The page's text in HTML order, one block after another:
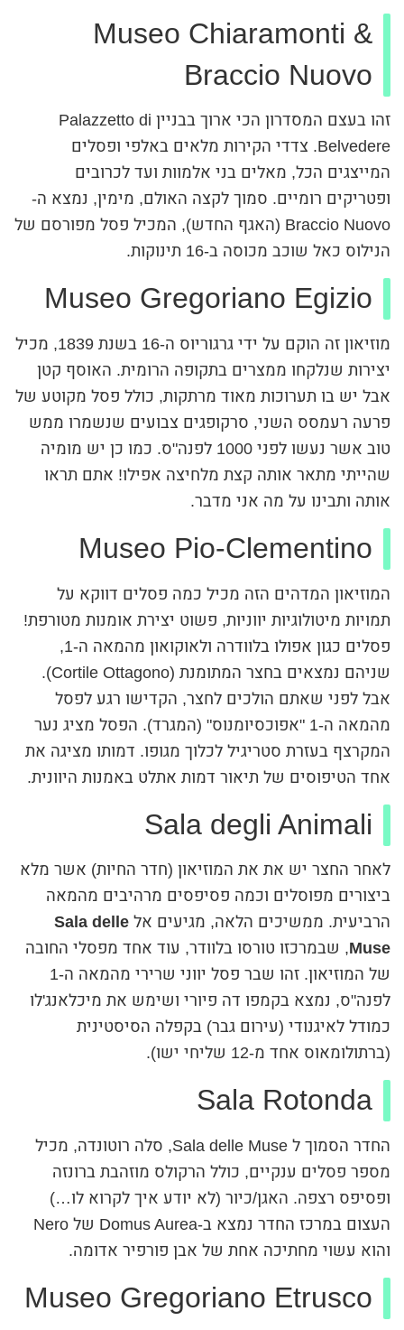
Museo Chiaramonti &
Braccio Nuovo
זהו בעצם המסדרון הכי ארוך בבניין Palazzetto di
Belvedere. צדדי הקירות מלאים באלפי ופסלים
המייצגים הכל, מאלים בני אלמוות ועד לכרובים
ופטריקים רומיים. סמוך לקצה האולם, מימין, נמצא ה-
Braccio Nuovo (האגף החדש), המכיל פסל מפורסם של
הנילוס כאל שוכב מכוסה ב-16 תינוקות.
Museo Gregoriano Egizio
מוזיאון זה הוקם על ידי גרגוריוס ה-16 בשנת 1839, מכיל
יצירות שנלקחו ממצרים בתקופה הרומית. האוסף קטן
אבל יש בו תערוכות מאוד מרתקות, כולל פסל מקוטע של
פרעה רעמסס השני, סרקופגים צבועים שנשמרו ממש
טוב אשר נעשו לפני 1000 לפנה"ס. כמו כן יש מומיה
שהייתי מתאר אותה קצת מלחיצה אפילו! אתם תראו
אותה ותבינו על מה אני מדבר.
Museo Pio-Clementino
המוזיאון המדהים הזה מכיל כמה פסלים דווקא על
תמויות מיטולוגיות יווניות, פשוט יצירת אומנות מטורפת!
פסלים כגון אפולו בלוודרה ולאוקואון מהמאה ה-1,
שניהם נמצאים בחצר המתומנת (Cortile Ottagono).
אבל לפני שאתם הולכים לחצר, הקדישו רגע לפסל
מהמאה ה-1 "אפוכסיומנוס" (המגרד). הפסל מציג נער
המקרצף בעזרת סטריגיל לכלוך מגופו. דמותו מציגה את
אחד הטיפוסים של תיאור דמות אתלט באמנות היוונית.
Sala degli Animali
לאחר החצר יש את את המוזיאון (חדר החיות) אשר מלא
ביצורים מפוסלים וכמה פסיפסים מרהיבים מהמאה
הרביעית. ממשיכים הלאה, מגיעים אלSala delle
Muse, שבמרכזו טורסו בלוודר, עוד אחד מפסלי החובה
של המוזיאון. זהו שבר פסל יווני שרירי מהמאה ה-1
לפנה"ס, נמצא בקמפו דה פיורי ושימש את מיכלאנג'לו
כמודל לאיגנודי (עירום גבר) בקפלה הסיסטינית
(ברתולומאוס אחד מ-12 שליחי ישו).
Sala Rotonda
החדר הסמוך ל Sala delle Muse, סלה רוטונדה, מכיל
מספר פסלים ענקיים, כולל הרקולס מוזהבת ברונזה
ופסיפס רצפה. האגן/כיור (לא יודע איך לקרוא לו…)
העצום במרכז החדר נמצא ב-Domus Aurea של Nero
והוא עשוי מחתיכה אחת של אבן פורפיר אדומה.
Museo Gregoriano Etrusco